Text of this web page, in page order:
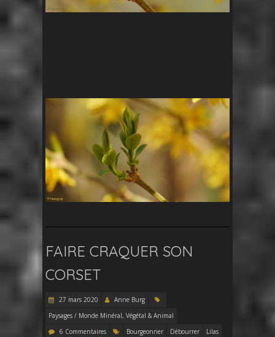
FAIRE CRAQUER SON
CORSET
27 mars 2020
Anne Burg
Paysages / Monde Minéral, Végétal & Animal
6 Commentaires
Bourgeonner Débourrer Lilas